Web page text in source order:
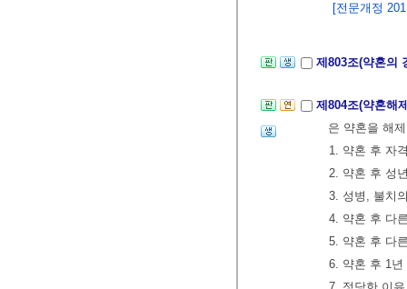
[전문개정
제803조(약혼의
제804조(약혼해
은 약혼을 해
1. 약혼 후 자
2. 약혼 후 성
3. 성병, 불치
4. 약혼 후 다
5. 약혼 후 다
6. 약혼 후 1년